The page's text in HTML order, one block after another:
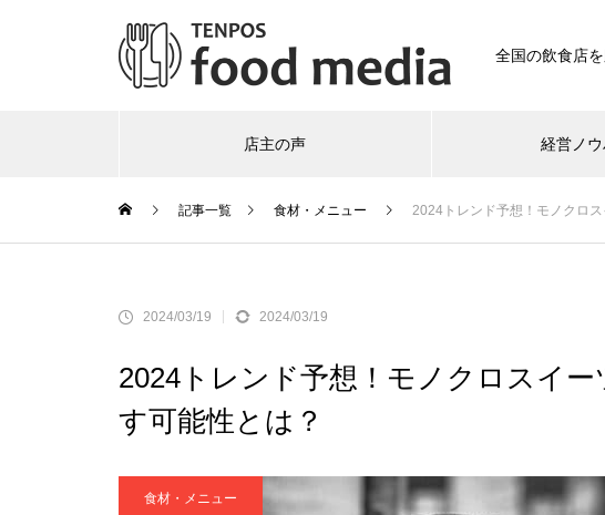
全国の飲食店
店主の声 経営ノウ
記事一覧 食材・メニュー 2024トレンド予想！モノクロ
2024/03/19 2024/03/19
2024トレンド予想！モノクロスイ
す可能性とは？
食材・メニュー